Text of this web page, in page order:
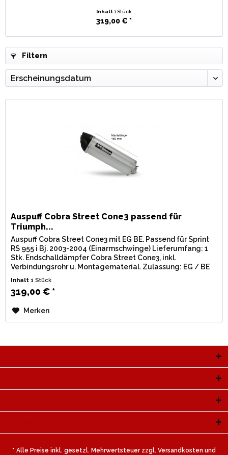
Inhalt 1 Stück
319,00 € *
Filtern
Auspuff Cobra Street Cone3 passend für
Triumph...
Auspuff Cobra Street Cone3 mit EG BE. Passend für Sprint
RS 955 i Bj. 2003-2004 (Einarmschwinge) Lieferumfang: 1
Stk. Endschalldämpfer Cobra Street Cone3, inkl.
Verbindungsrohr u. Montagematerial. Zulassung: EG / BE
Inhalt1 Stück
319,00 € *
Merken
* Alle Preise inkl. gesetzl. Mehrwertsteuer zzgl. Versandkosten und